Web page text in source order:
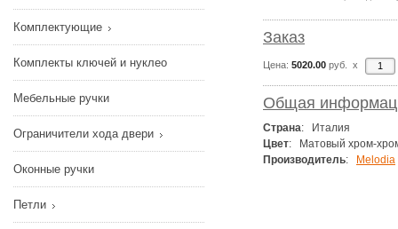
Комплектующие
Комплекты ключей и нуклео
Мебельные ручки
Ограничители хода двери
Оконные ручки
Петли
Заказ
Цена: 5020.00 руб. x
Общая
Страна: Италия
Цвет: Матовый хром-
Производитель: Melodia